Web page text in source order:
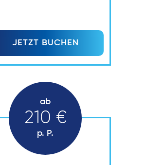
JETZT BUCHEN
ab
210 €
p. P.